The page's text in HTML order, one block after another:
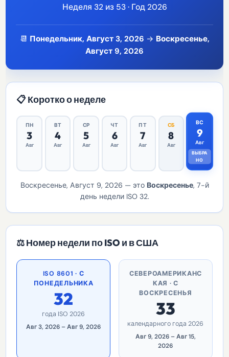
Неделя 32 из 53 · Год 2026
📆 Понедельник, Август 3, 2026 → Воскресенье,
Август 9, 2026
📋 Коротко о неделе
ПН
3
Авг
ВТ
4
Авг
СР
5
Авг
ЧТ
6
Авг
ПТ
7
Авг
СБ
8
Авг
ВС
9
Авг
ВЫБРА
НО
Воскресенье, Август 9, 2026 — это Воскресенье, 7-й
день недели ISO 32.
⚖️ Номер недели по ISO и в США
ISO 8601 · С
ПОНЕДЕЛЬНИКА
32
года ISO 2026
Авг 3, 2026 – Авг 9, 2026
СЕВЕРОАМЕРИКАНС
КАЯ · С
ВОСКРЕСЕНЬЯ
33
календарного года 2026
Авг 9, 2026 – Авг 15,
2026